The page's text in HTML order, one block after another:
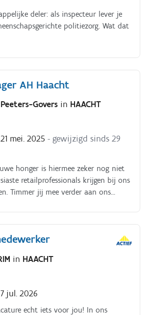
deler: als inspecteur lever je
politiezorg. Wat dat
AH Haacht
Govers in HAACHT
mei. 2025 - gewijzigd sinds 29
honger is hiermee zeker nog niet
retailprofessionals krijgen bij ons
Timmer jij mee verder aan ons
in HAACHT
jul. 2026
echt iets voor jou! In ons